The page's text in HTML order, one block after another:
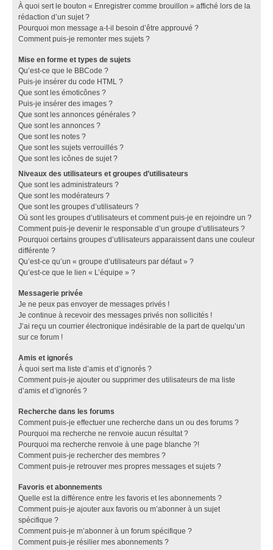
À quoi sert le bouton « Enregistrer comme brouillon » affiché lors de la
rédaction d’un sujet ?
Pourquoi mon message a-t-il besoin d’être approuvé ?
Comment puis-je remonter mes sujets ?
Mise en forme et types de sujets
Qu’est-ce que le BBCode ?
Puis-je insérer du code HTML ?
Que sont les émoticônes ?
Puis-je insérer des images ?
Que sont les annonces générales ?
Que sont les annonces ?
Que sont les notes ?
Que sont les sujets verrouillés ?
Que sont les icônes de sujet ?
Niveaux des utilisateurs et groupes d’utilisateurs
Que sont les administrateurs ?
Que sont les modérateurs ?
Que sont les groupes d’utilisateurs ?
Où sont les groupes d’utilisateurs et comment puis-je en rejoindre un ?
Comment puis-je devenir le responsable d’un groupe d’utilisateurs ?
Pourquoi certains groupes d’utilisateurs apparaissent dans une couleur
différente ?
Qu’est-ce qu’un « groupe d’utilisateurs par défaut » ?
Qu’est-ce que le lien « L’équipe » ?
Messagerie privée
Je ne peux pas envoyer de messages privés !
Je continue à recevoir des messages privés non sollicités !
J’ai reçu un courrier électronique indésirable de la part de quelqu’un
sur ce forum !
Amis et ignorés
À quoi sert ma liste d’amis et d’ignorés ?
Comment puis-je ajouter ou supprimer des utilisateurs de ma liste
d’amis et d’ignorés ?
Recherche dans les forums
Comment puis-je effectuer une recherche dans un ou des forums ?
Pourquoi ma recherche ne renvoie aucun résultat ?
Pourquoi ma recherche renvoie à une page blanche ?!
Comment puis-je rechercher des membres ?
Comment puis-je retrouver mes propres messages et sujets ?
Favoris et abonnements
Quelle est la différence entre les favoris et les abonnements ?
Comment puis-je ajouter aux favoris ou m’abonner à un sujet
spécifique ?
Comment puis-je m’abonner à un forum spécifique ?
Comment puis-je résilier mes abonnements ?